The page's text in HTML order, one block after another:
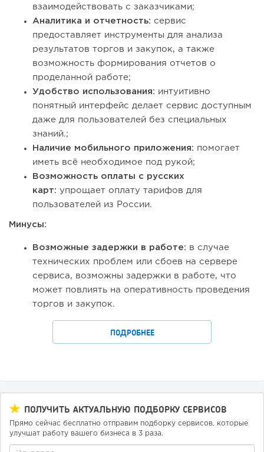
взаимодействовать с заказчиками;
Аналитика и отчетность: сервис
предоставляет инструменты для анализа
результатов торгов и закупок, а также
возможность формирования отчетов о
проделанной работе;
Удобство использования: интуитивно
понятный интерфейс делает сервис доступным
даже для пользователей без специальных
знаний.;
Наличие мобильного приложения: помогает
иметь всё необходимое под рукой;
Возможность оплаты с русских
карт: упрощает оплату тарифов для
пользователей из России.
Минусы:
Возможные задержки в работе: в случае
технических проблем или сбоев на сервере
сервиса, возможны задержки в работе, что
может повлиять на оперативность проведения
торгов и закупок.
ПОДРОБНЕЕ
ПОЛУЧИТЬ АКТУАЛЬНУЮ ПОДБОРКУ СЕРВИСОВ
Прямо сейчас бесплатно отправим подборку сервисов, которые
улучшат работу вашего бизнеса в 3 раза.